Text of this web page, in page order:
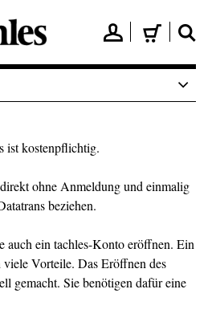
👤 🛒 🔍
ist kostenpflichtig.
ohne Anmeldung und einmalig
beziehen.
auch ein tachles-Konto eröffnen. Ein
Vorteile. Das Eröffnen des
gemacht. Sie benötigen dafür eine